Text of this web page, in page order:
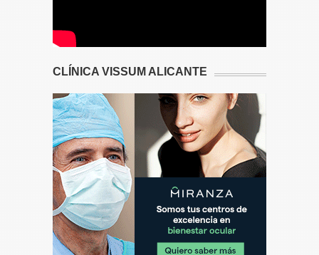
CLÍNICA VISSUM ALICANTE